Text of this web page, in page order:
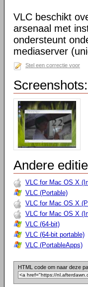
VLC beschikt
arsenaal met
ondersteunt
mediaserver
Stel een correctie voor
Screenshots:
Andere
VLC for Mac OS X
VLC (Portable)
VLC for Mac OS X
VLC for Mac OS X
VLC (64-bit)
VLC (64-bit portable)
VLC (PortableApps)
HTML code om naar deze